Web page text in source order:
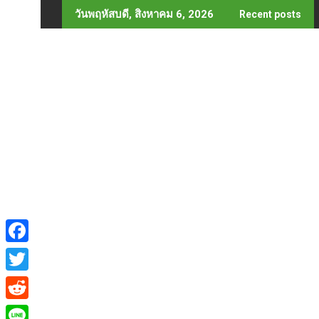
to
วันพฤหัสบดี, สิงหาคม 6, 2026 Recent posts
F
a
c
T
w
R